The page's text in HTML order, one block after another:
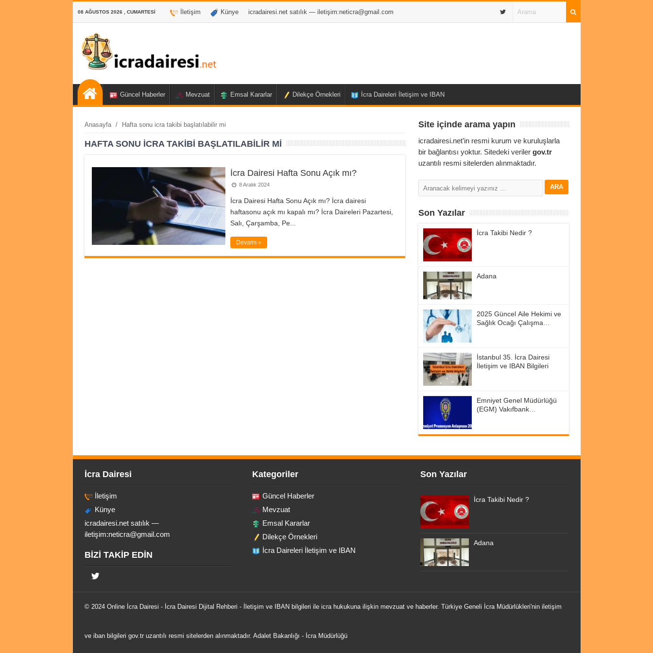
08 AĞUSTOS 2026 , CUMARTESI İletişim Künye icradairesi.net satılık — iletişim:neticra@gmail.com
Güncel Haberler Mevzuat Emsal Kararlar Dilekçe Örnekleri İcra Daireleri İletişim ve IBAN
Anasayfa / Hafta sonu icra takibi başlatılabilir mi
HAFTA SONU ICRA TAKIBI BAŞLATILABILIR MI
İcra Dairesi Hafta Sonu Açık mı?
8 Aralık 2024
İcra Dairesi Hafta Sonu Açık mı? İcra dairesi
haftasonu açık mı kapalı mı? İcra Daireleri Pazartesi,
Salı, Çarşamba, Pe...
Devamı »
Site içinde arama yapın
icradairesi.net’in resmi kurum ve kuruluşlarla
bir bağlantısı yoktur. Sitedeki veriler gov.tr
uzantılı resmi sitelerden alınmaktadır.
Son Yazılar
İcra Takibi Nedir ?
Adana
2025 Güncel Aile Hekimi ve
Sağlık Ocağı Çalışma
İstanbul 35. İcra Dairesi
İletişim ve IBAN Bilgileri
Emniyet Genel Müdürlüğü
(EGM) Vakıfbank
İcra Dairesi
İletişim
Künye
icradairesi.net satılık —
iletişim:neticra@gmail.com
BİZİ TAKİP EDİN
Kategoriler
Güncel Haberler
Mevzuat
Emsal Kararlar
Dilekçe Örnekleri
İcra Daireleri İletişim ve IBAN
Son Yazılar
İcra Takibi Nedir ?
Adana
© 2024 Online İcra Dairesi - İcra Dairesi Dijital Rehberi - İletişim ve IBAN bilgileri ile icra hukukuna ilişkin mevzuat ve haberler. Türkiye Geneli İcra Müdürlükleri'nin iletişim
ve iban bilgileri gov.tr uzantılı resmi sitelerden alınmaktadır. Adalet Bakanlığı - İcra Müdürlüğü